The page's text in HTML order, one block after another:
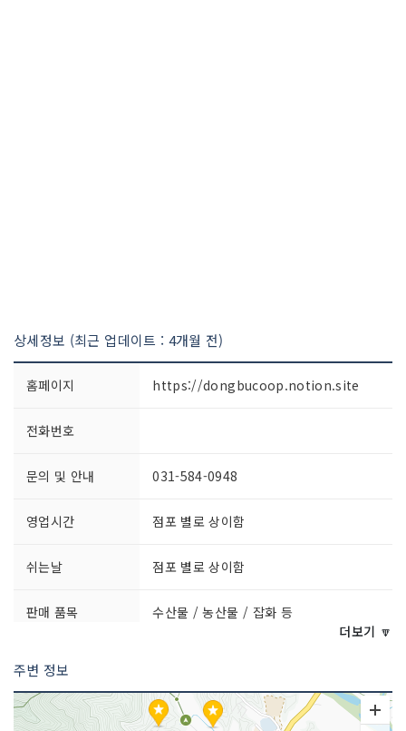
상세정보 (최근 업데이트 : 4개월 전)
홈페이지 https://dongbucoop.notion.site
전화번호
문의 및 안내 031-584-0948
영업시간 점포 별로 상이함
쉬는날 점포 별로 상이함
판매 품목
수산물 / 농산물 / 잡화 등
더보기 🔽
주변 정보